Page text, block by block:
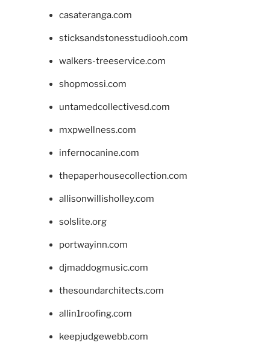
casateranga.com
sticksandstonesstudiooh.com
walkers-treeservice.com
shopmossi.com
untamedcollectivesd.com
mxpwellness.com
infernocanine.com
thepaperhousecollection.com
allisonwillisholley.com
solslite.org
portwayinn.com
djmaddogmusic.com
thesoundarchitects.com
allin1roofing.com
keepjudgewebb.com